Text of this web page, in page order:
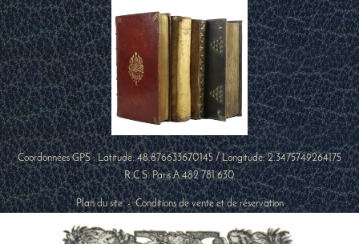
Coordonnées GPS : Latitude:48.876633670145/ Longitude:2.3475749264175
R.C.S. Paris A 482 781 630
Plan du site-Conditions de vente et de réservation